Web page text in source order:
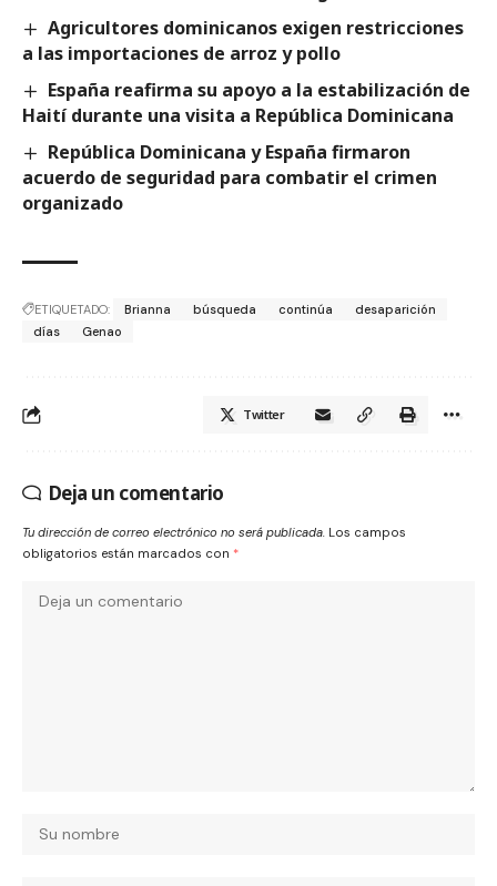
Agricultores dominicanos exigen restricciones
a las importaciones de arroz y pollo
España reafirma su apoyo a la estabilización de
Haití durante una visita a República Dominicana
República Dominicana y España firmaron
acuerdo de seguridad para combatir el crimen
organizado
ETIQUETADO: Brianna búsqueda continúa
desaparición
días
Genao
Twitter
Deja un comentario
Tu dirección de correo electrónico no será publicada. Los campos
obligatorios están marcados con *